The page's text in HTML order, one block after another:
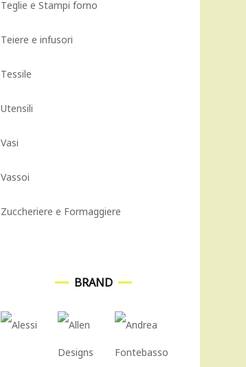
Teglie e Stampi forno
Teiere e infusori
Tessile
Utensili
Vasi
Vassoi
Zuccheriere e Formaggiere
BRAND